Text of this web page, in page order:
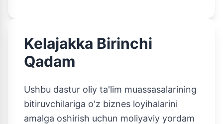
Kelajakka Birinchi
Qadam
Ushbu dastur oliy ta'lim muassasalarining
bitiruvchilariga o'z biznes loyihalarini
amalga oshirish uchun moliyaviy yordam